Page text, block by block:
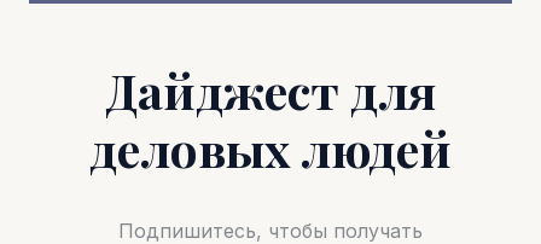
Дайджест для
деловых людей
Подпишитесь, чтобы получать